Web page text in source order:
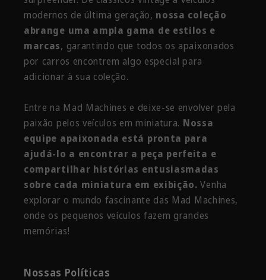
modernos de última geração, nossa coleção
abrange uma ampla gama de estilos e
marcas, garantindo que todos os apaixonados
por carros encontrem algo especial para
adicionar à sua coleção.
Entre na Mad Machines e deixe-se envolver pela
paixão pelos veículos em miniatura. Nossa
equipe apaixonada está pronta para
ajudá-lo a encontrar a peça perfeita e
compartilhar histórias entusiasmadas
sobre cada miniatura em exibição. Venha
explorar o mundo fascinante das Mad Machines,
onde os pequenos veículos fazem grandes
memórias!
Nossas Políticas